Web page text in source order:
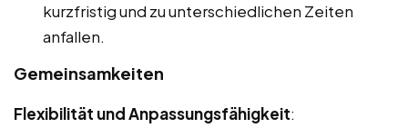
kurzfristig und zu unterschiedlichen Zeiten
anfallen.
Gemeinsamkeiten
Flexibilität und Anpassungsfähigkeit: